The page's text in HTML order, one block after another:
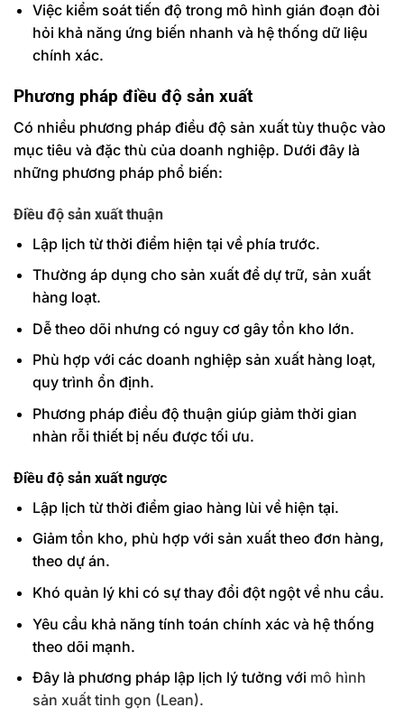
Việc kiểm soát tiến độ trong mô hình gián đoạn đòi
hỏi khả năng ứng biến nhanh và hệ thống dữ liệu
chính xác.
Phương pháp điều độ sản xuất
Có nhiều phương pháp điều độ sản xuất tùy thuộc vào
mục tiêu và đặc thù của doanh nghiệp. Dưới đây là
những phương pháp phổ biến:
Điều độ sản xuất thuận
Lập lịch từ thời điểm hiện tại về phía trước.
Thường áp dụng cho sản xuất để dự trữ, sản xuất
hàng loạt.
Dễ theo dõi nhưng có nguy cơ gây tồn kho lớn.
Phù hợp với các doanh nghiệp sản xuất hàng loạt,
quy trình ổn định.
Phương pháp điều độ thuận giúp giảm thời gian
nhàn rỗi thiết bị nếu được tối ưu.
Điều độ sản xuất ngược
Lập lịch từ thời điểm giao hàng lùi về hiện tại.
Giảm tồn kho, phù hợp với sản xuất theo đơn hàng,
theo dự án.
Khó quản lý khi có sự thay đổi đột ngột về nhu cầu.
Yêu cầu khả năng tính toán chính xác và hệ thống
theo dõi mạnh.
Đây là phương pháp lập lịch lý tưởng với mô hình
sản xuất tinh gọn (Lean).